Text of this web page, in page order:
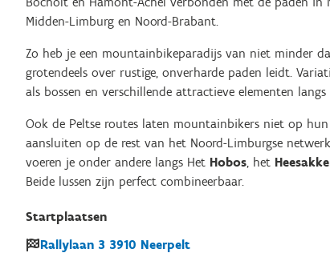
Midden-Limburg en Noord-Brabant.
Zo heb je een mountainbikeparadijs van niet minder
grotendeels over rustige, onverharde paden leidt.
als bossen en verschillende attractieve elementen
Ook de Peltse routes laten mountainbikers niet op
aansluiten op de rest van het Noord-Limburgse
voeren je onder andere langs Het Hobos, het
Beide lussen zijn perfect combineerbaar.
Startplaatsen
Rallylaan 3 3910 Neerpelt